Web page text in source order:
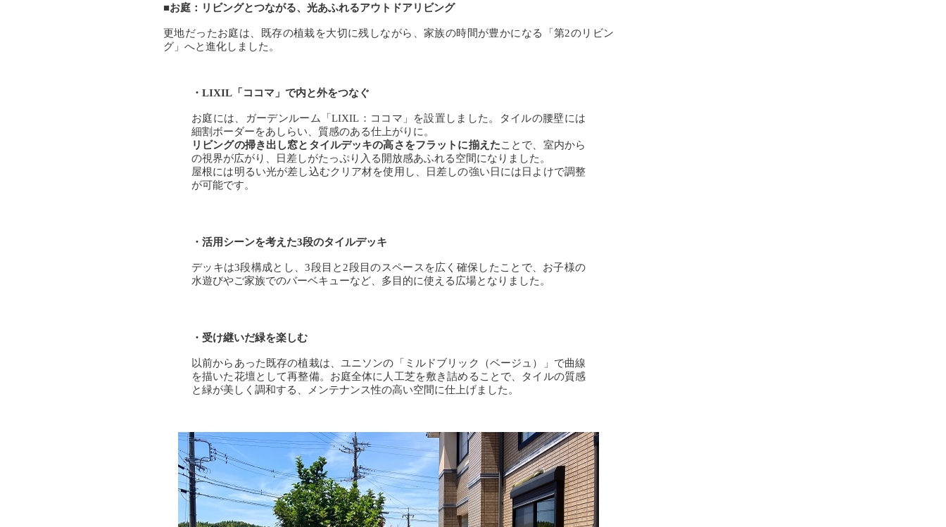
■お庭：リビングとつながる、光あふれるアウトドアリビング
更地だったお庭は、既存の植栽を大切に残しながら、家族の時間が豊かになる「第2のリビン
グ」へと進化しました。
・LIXIL「ココマ」で内と外をつなぐ
お庭には、ガーデンルーム「LIXIL：ココマ」を設置しました。タイルの腰壁には
細割ボーダーをあしらい、質感のある仕上がりに。
リビングの掃き出し窓とタイルデッキの高さをフラットに揃えたことで、室内から
の視界が広がり、日差しがたっぷり入る開放感あふれる空間になりました。
屋根には明るい光が差し込むクリア材を使用し、日差しの強い日には日よけで調整
が可能です。
・活用シーンを考えた3段のタイルデッキ
デッキは3段構成とし、3段目と2段目のスペースを広く確保したことで、お子様の
水遊びやご家族でのバーベキューなど、多目的に使える広場となりました。
・受け継いだ緑を楽しむ
以前からあった既存の植栽は、ユニソンの「ミルドブリック（ベージュ）」で曲線
を描いた花壇として再整備。お庭全体に人工芝を敷き詰めることで、タイルの質感
と緑が美しく調和する、メンテナンス性の高い空間に仕上げました。